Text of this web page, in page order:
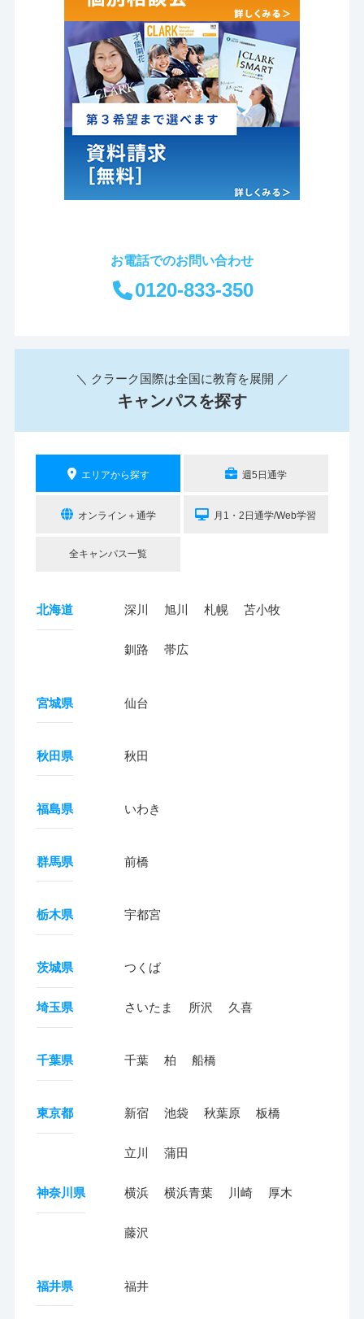
お電話でのお問い合わせ
0120-833-350
＼ クラーク国際は全国に教育を展開 ／
キャンパスを探す
エリアから探す 週5日通学
オンライン＋通学 月1・2日通学/Web学習
全キャンパス一覧
北海道 深川 旭川 札幌 苫小牧
釧路 帯広
宮城県 仙台
秋田県 秋田
福島県 いわき
群馬県 前橋
栃木県 宇都宮
茨城県 つくば
埼玉県 さいたま 所沢 久喜
千葉県 千葉 柏 船橋
東京都 新宿 池袋 秋葉原 板橋
立川 蒲田
神奈川県 横浜 横浜青葉 川崎 厚木
藤沢
福井県 福井